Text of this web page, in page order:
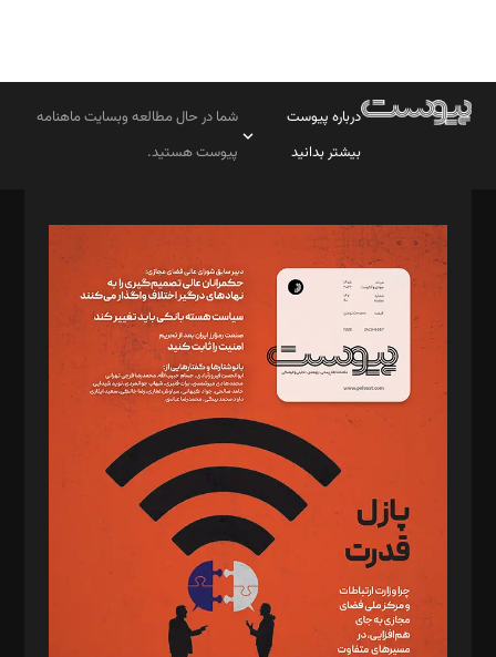
درباره پیوست
بیشتر بدانید
شما در حال مطالعه وبسایت ماهنامه
پیوست هستید.
مدیر مسئول: محمدباقر اثنی‌عشری
سردبیر: مهرک محمودی
دبیر تحریریه: میثم قاسمی
د‌بیر ناداستان: سمانه سمیع
د‌بیر خدمت و تجارت: ابوالفضل رجبی
د‌بیر حقوق فناوری: حسام‌الدین ایپکچی
د‌بیر پیوست جهان: مینا پاکدل
د‌بیر تحریریه آنلاین: بابک نقاش
تحریریه‌: مجتبی محمود‌ی، آرش برهمند، یسنا امان‌پور، سروش کرمیان،
مصطفی مسجدی آرانی، ابوالفضل رجبی، زهرا فکرانه، فائزه فتحی
رستمی،مصطفی باستان
ویرایش: نگار استاد‌‌آقا
طراح یونیفرم: مجید توکلی
فیلمبرداری و عکاسی: امیر شفیعی، مانی لطفی زاده